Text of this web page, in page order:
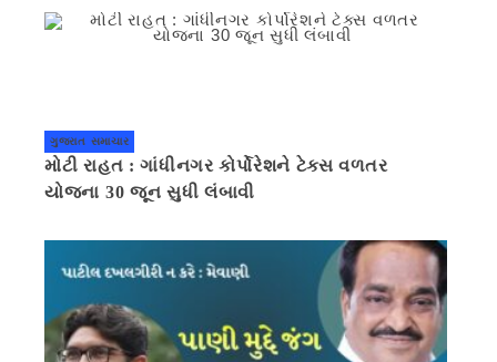
ગુજરાત સમાચાર
મોટી રાહત : ગાંધીનગર કોર્પોરેશને ટેક્સ વળતર
યોજના 30 જૂન સુધી લંબાવી